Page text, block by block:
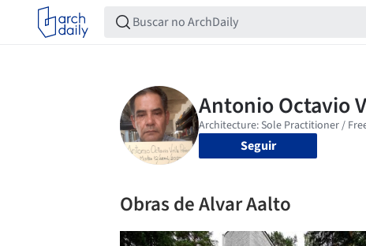
Seguir
Obras de Alvar Aalto